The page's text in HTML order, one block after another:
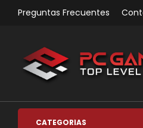
Preguntas Frecuentes
CATEGORÍAS